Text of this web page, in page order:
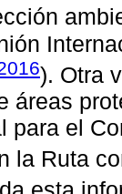
). Otra
áreas
para el
la Ruta